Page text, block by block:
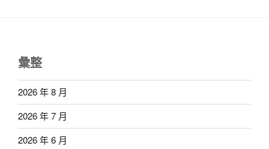
彙整
2026 年 8 月
2026 年 7 月
2026 年 6 月